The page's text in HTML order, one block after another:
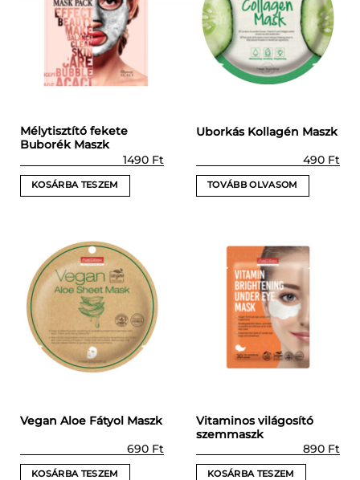
Mélytisztító fekete
Buborék Maszk
1490 Ft
KOSÁRBA TESZEM
Uborkás Kollagén Maszk
490 Ft
TOVÁBB OLVASOM
Vegan Aloe Fátyol Maszk
690 Ft
KOSÁRBA TESZEM
Vitaminos világosító
szemmaszk
890 Ft
KOSÁRBA TESZEM